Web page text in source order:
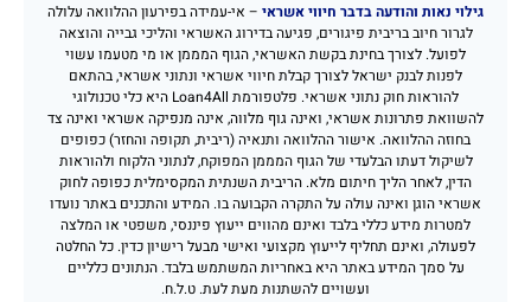
גילוי נאות והודעה בדבר חיווי אשראי – אי-עמידה בפירעון ההלוואה עלולה
לגרור חיוב בריבית פיגורים, פגיעה בדירוג האשראי והליכי גבייה והוצאה
לפועל. לצורך בחינת בקשת האשראי, הגוף המממן או מי מטעמו עשוי
לפנות לבנק ישראל לצורך קבלת חיווי אשראי ונתוני אשראי, בהתאם
להוראות חוק נתוני אשראי. פלטפורמת Loan4All היא כלי טכנולוגי
להשוואת פתרונות אשראי, ואינה גוף מלווה, אינה מנפיקה אשראי ואינה צד
בחוזה ההלוואה. אישור ההלוואה ותנאיה (ריבית, תקופה והחזר) כפופים
לשיקול דעתו הבלעדי של הגוף המממן המפוקח, לנתוני הלקוח ולהוראות
הדין, לאחר הליך חיתום מלא. הריבית השנתית המקסימלית כפופה לחוק
אשראי הוגן ואינה עולה על התקרה הקבועה בו. המידע והתכנים באתר נועדו
למטרות מידע כללי בלבד ואינם מהווים ייעוץ פיננסי, משפטי או המלצה
לפעולה, ואינם תחליף לייעוץ מקצועי ואישי מבעל רישיון כדין. כל החלטה
על סמך המידע באתר היא באחריות המשתמש בלבד. הנתונים כלליים
ועשויים להשתנות מעת לעת. ט.ל.ח.